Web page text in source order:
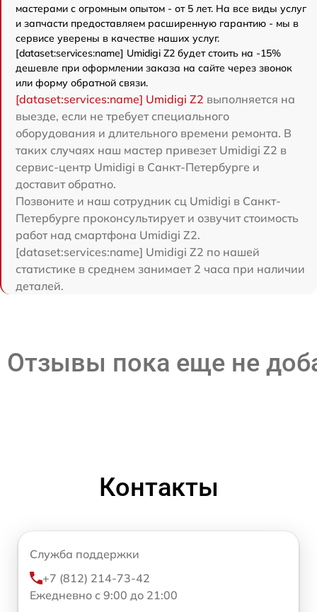
мастерами с огромным опытом - от 5 лет. На все виды услуг
и запчасти предоставляем расширенную гарантию - мы в
сервисе уверены в качестве наших услуг.
[dataset:services:name] Umidigi Z2 будет стоить на -15%
дешевле при оформлении заказа на сайте через звонок
или форму обратной связи.
[dataset:services:name] Umidigi Z2 выполняется на
выезде, если не требует специального
оборудования и длительного времени ремонта. В
таких случаях наш мастер привезет Umidigi Z2 в
сервис-центр Umidigi в Санкт-Петербурге и
доставит обратно.
Позвоните и наш сотрудник сц Umidigi в Санкт-
Петербурге проконсультирует и озвучит стоимость
работ над смартфона Umidigi Z2.
[dataset:services:name] Umidigi Z2 по нашей
статистике в среднем занимает 2 часа при наличии
деталей.
Отзывы пока еще не
Контакты
Служба поддержки
+7 (812) 214-73-42
Ежедневно с 9:00 до 21:00